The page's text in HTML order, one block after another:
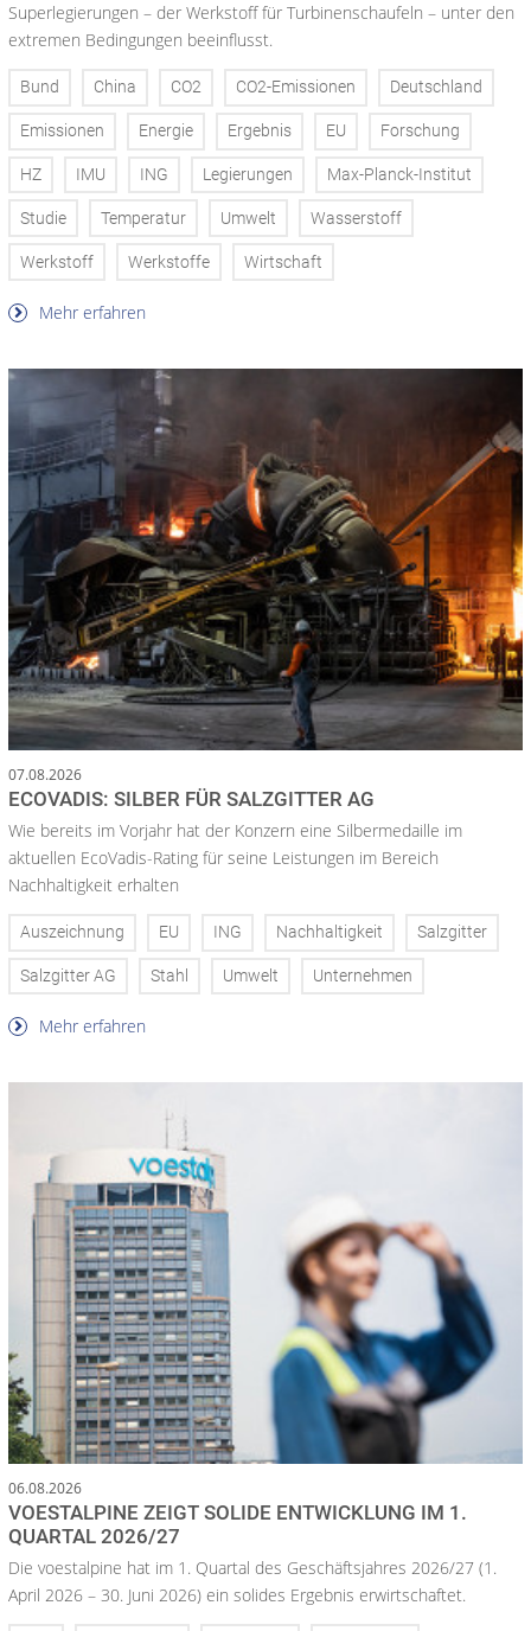
Superlegierungen – der Werkstoff für Turbinenschaufeln – unter den
extremen Bedingungen beeinflusst.
Bund China CO2 CO2-Emissionen Deutschland
Emissionen Energie Ergebnis EU Forschung
HZ IMU ING Legierungen Max-Planck-Institut
Studie Temperatur Umwelt Wasserstoff
Werkstoff Werkstoffe Wirtschaft
Mehr erfahren
07.08.2026
ECOVADIS: SILBER FÜR SALZGITTER AG
Wie bereits im Vorjahr hat der Konzern eine Silbermedaille im
aktuellen EcoVadis-Rating für seine Leistungen im Bereich
Nachhaltigkeit erhalten
Auszeichnung EU ING Nachhaltigkeit Salzgitter
Salzgitter AG Stahl Umwelt Unternehmen
Mehr erfahren
06.08.2026
VOESTALPINE ZEIGT SOLIDE ENTWICKLUNG IM 1.
QUARTAL 2026/27
Die voestalpine hat im 1. Quartal des Geschäftsjahres 2026/27 (1.
April 2026 – 30. Juni 2026) ein solides Ergebnis erwirtschaftet.